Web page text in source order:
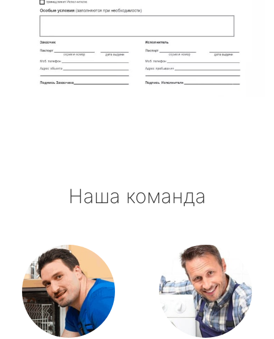
Наша команда